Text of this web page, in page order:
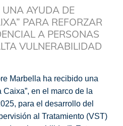
UNA AYUDA DE
PARA REFORZAR
A PERSONAS
VULNERABILIDAD
Marbella ha recibido una
en el marco de la
para el desarrollo del
al Tratamiento (VST)